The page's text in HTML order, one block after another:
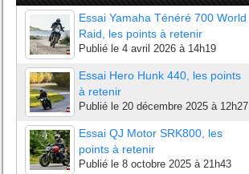
Essai Yamaha Ténéré 700 World
Raid, les points à retenir
Publié le 4 avril 2026 à 14h19
Essai Hero Hunk 440, les points
à retenir
Publié le 20 décembre 2025 à 12h27
Essai QJ Motor SRK800, les
points à retenir
Publié le 8 octobre 2025 à 21h43